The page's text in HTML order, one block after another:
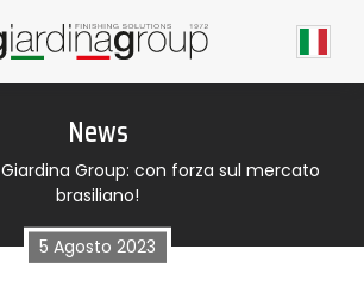
News
Giardina Group: con forza sul mercato
brasiliano!
5 Agosto 2023